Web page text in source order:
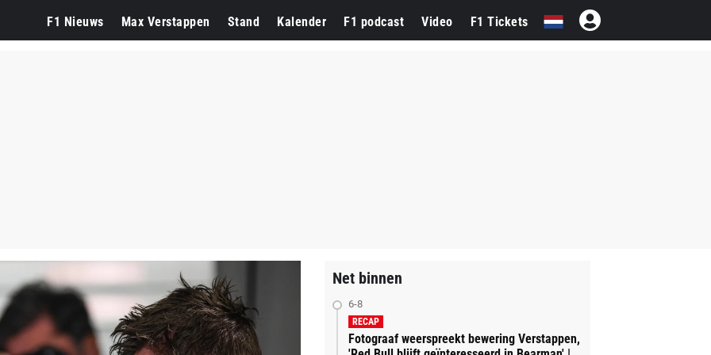
F1 Nieuws Max Verstappen Stand Kalender F1 podcast Video F1 Tickets
Net binnen
6-8
RECAP
Fotograaf weerspreekt bewering Verstappen,